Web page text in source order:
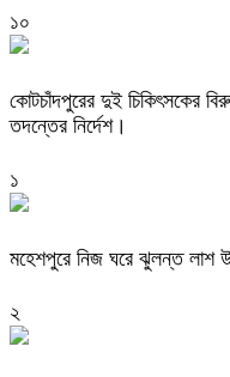
১০
কোটচাঁদপুরের দুই চিকিৎসকের
তদন্তের নির্দেশ।
১
মহেশপুরে নিজ ঘরে ঝুলন্ত লাশ
২